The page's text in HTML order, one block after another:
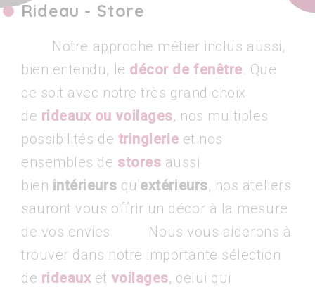
Rideau - Store
Notre approche métier inclus aussi,
bien entendu, le décor de fenêtre. Que
ce soit avec notre très grand choix
de rideaux ou voilages, nos multiples
possibilités de tringlerie et nos
ensembles de stores aussi
bien intérieurs qu'extérieurs, nos ateliers
sauront vous offrir un décor à la mesure
de vos envies.
Nous vous aiderons à
trouver dans notre importante sélection
de rideaux et voilages, celui qui